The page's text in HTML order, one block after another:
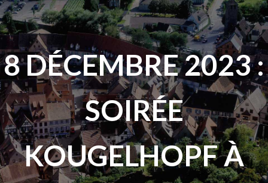
8 DÉCEMBRE 2023 :
SOIRÉE
KOUGELHOPF À